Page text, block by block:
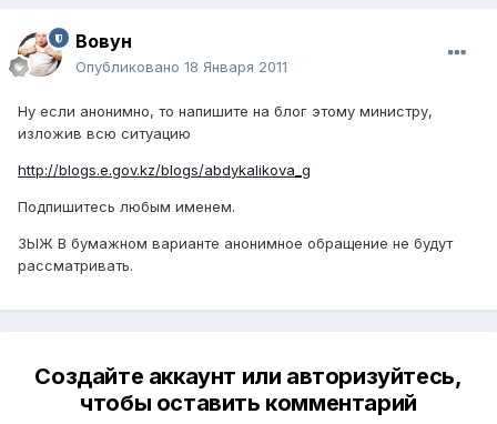
Вовун
Опубликовано 18 Января 2011
Ну если анонимно, то напишите на блог этому министру,
изложив всю ситуацию
http://blogs.e.gov.kz/blogs/abdykalikova_g
Подпишитесь любым именем.
ЗЫЖ В бумажном варианте анонимное обращение не будут
рассматривать.
Создайте аккаунт или авторизуйтесь,
чтобы оставить комментарий